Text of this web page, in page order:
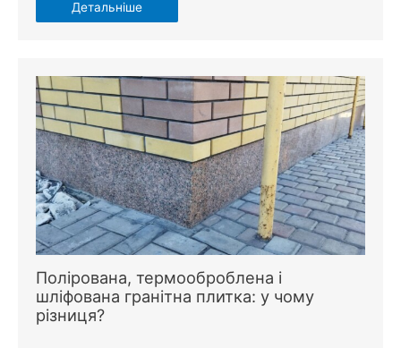
Детальніше
Полірована, термооброблена і
шліфована гранітна плитка: у чому
різниця?